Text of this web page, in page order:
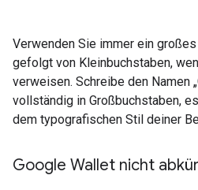
Verwenden Sie immer ein großes
gefolgt von Kleinbuchstaben,
verweisen. Schreibe den Namen
vollständig in Großbuchstaben,
dem typografischen Stil deiner
Google Wallet nicht